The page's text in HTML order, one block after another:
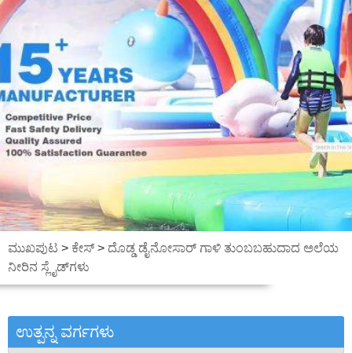
ಮುಖಪುಟ > ಕೇಸ್> ದೊಡ್ಡ ಡೈನೋಸಾರ್ ಗಾಳಿ ತುಂಬಬಹುದಾದ ಅಲೆಯ
ನೀರಿನ ಸ್ಲೈಡ್‌ಗಳು
ಉತ್ಪನ್ನ ವರ್ಗಗಳು